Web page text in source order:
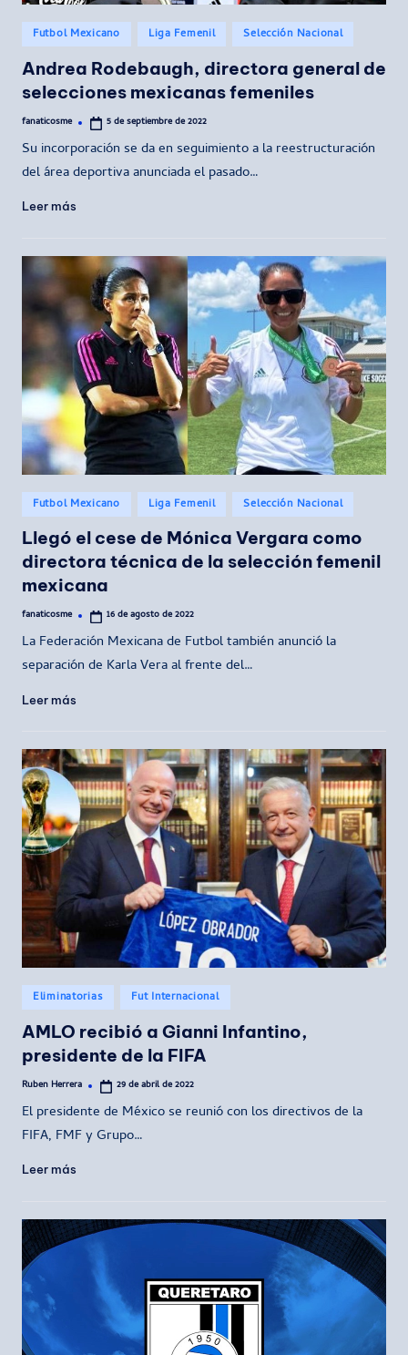
Publicado
en
Futbol Mexicano Liga Femenil Selección Nacional
Andrea Rodebaugh, directora general de
selecciones mexicanas femeniles
Publicado
fanaticosme 5 de septiembre de 2022
Su incorporación se da en seguimiento a la reestructuración
del área deportiva anunciada el pasado…
Leer más
Publicado
en
Futbol Mexicano Liga Femenil Selección Nacional
Llegó el cese de Mónica Vergara como
directora técnica de la selección femenil
mexicana
Publicado
fanaticosme 16 de agosto de 2022
La Federación Mexicana de Futbol también anunció la
separación de Karla Vera al frente del…
Leer más
Publicado
en
Eliminatorias Fut Internacional
AMLO recibió a Gianni Infantino,
presidente de la FIFA
Publicado
Ruben Herrera 29 de abril de 2022
El presidente de México se reunió con los directivos de la
FIFA, FMF y Grupo…
Leer más